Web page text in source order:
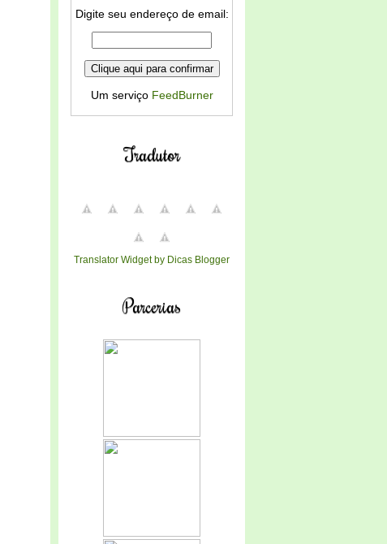
Digite seu endereço de email:
Um serviço FeedBurner
Tradutor
Translator Widget by Dicas Blogger
Parcerias